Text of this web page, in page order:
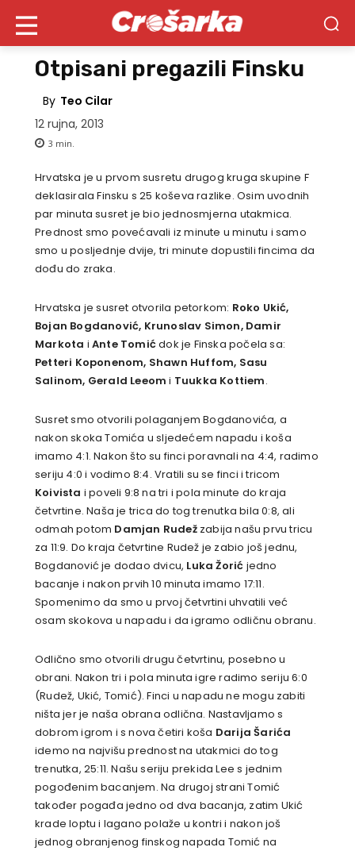
Otpisani pregazili Finsku
By Teo Cilar
12 rujna, 2013
3 min.
Hrvatska je u prvom susretu drugog kruga skupine F
deklasirala Finsku s 25 koševa razlike. Osim uvodnih
par minuta susret je bio jednosmjerna utakmica.
Prednost smo povećavali iz minute u minutu i samo
smo u posljednje dvije, tri minute dopustili fincima da
dođu do zraka.
Hrvatska je susret otvorila petorkom: Roko Ukić,
Bojan Bogdanović, Krunoslav Simon, Damir
Markota iAnte Tomićdok je Finska počela sa:
Petteri Koponenom, Shawn Huffom, Sasu
Salinom, Gerald Leeom i Tuukka Kottiem.
Susret smo otvorili polaganjem Bogdanovića, a
nakon skoka Tomića u sljedećem napadu i koša
imamo 4:1. Nakon što su finci poravnali na 4:4, radimo
seriju 4:0 i vodimo 8:4. Vratili su se finci i tricom
Koivista i poveli 9:8 na tri i pola minute do kraja
četvrtine. Naša je trica do tog trenutka bila 0:8, ali
odmah potom Damjan Rudežzabija našu prvu tricu
za 11:9. Do kraja četvrtine Rudež je zabio još jednu,
Bogdanović je dodao dvicu, Luka Žorić jedno
bacanje i nakon prvih 10 minuta imamo 17:11.
Spomenimo da smo u prvoj četvrtini uhvatili već
osam skokova u napadu i da igramo odličnu obranu.
Odlično smo otvorili drugu četvrtinu, posebno u
obrani. Nakon tri i pola minuta igre radimo seriju 6:0
(Rudež, Ukić, Tomić). Finci u napadu ne mogu zabiti
ništa jer je naša obrana odlična. Nastavljamo s
dobrom igrom i s nova četiri koša Darija Šarića
idemo na najvišu prednost na utakmici do tog
trenutka, 25:11. Našu seriju prekida Lee s jednim
pogođenim bacanjem. Na drugoj strani Tomić
također pogađa jedno od dva bacanja, zatim Ukić
krade loptu i lagano polaže u kontri i nakon još
jednog obranjenog finskog napada Tomić na